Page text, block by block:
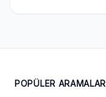
POPÜLER ARAMALAR